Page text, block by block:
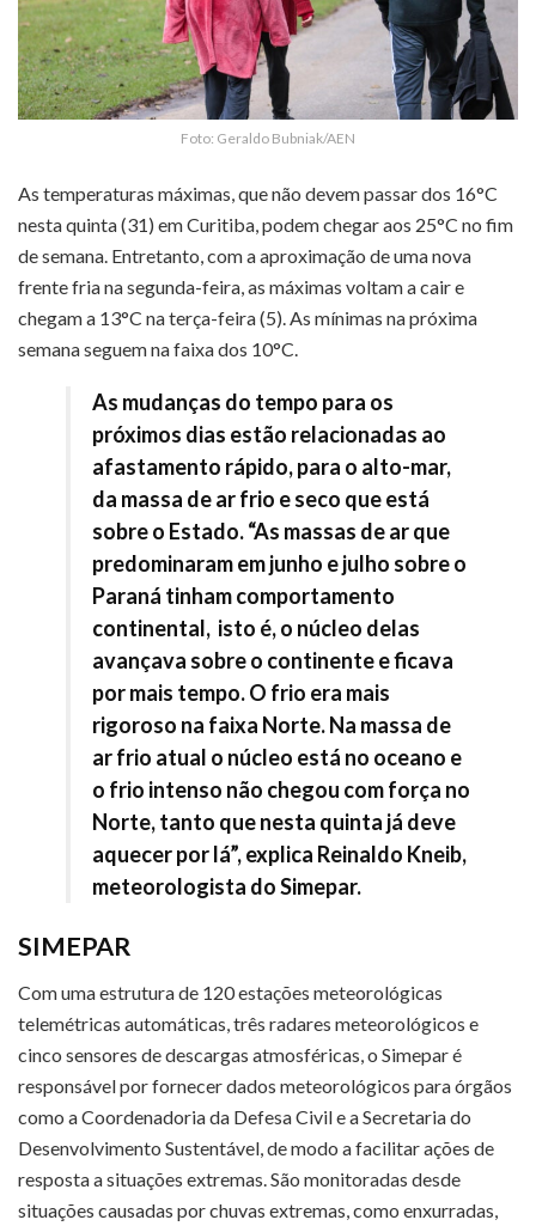
Foto: Geraldo Bubniak/AEN
As temperaturas máximas, que não devem passar dos 16°C
nesta quinta (31) em Curitiba, podem chegar aos 25°C no fim
de semana. Entretanto, com a aproximação de uma nova
frente fria na segunda-feira, as máximas voltam a cair e
chegam a 13°C na terça-feira (5). As mínimas na próxima
semana seguem na faixa dos 10°C.
As mudanças do tempo para os
próximos dias estão relacionadas ao
afastamento rápido, para o alto-mar,
da massa de ar frio e seco que está
sobre o Estado. “As massas de ar que
predominaram em junho e julho sobre o
Paraná tinham comportamento
continental, isto é, o núcleo delas
avançava sobre o continente e ficava
por mais tempo. O frio era mais
rigoroso na faixa Norte. Na massa de
ar frio atual o núcleo está no oceano e
o frio intenso não chegou com força no
Norte, tanto que nesta quinta já deve
aquecer por lá”, explica Reinaldo Kneib,
meteorologista do Simepar.
SIMEPAR
Com uma estrutura de 120 estações meteorológicas
telemétricas automáticas, três radares meteorológicos e
cinco sensores de descargas atmosféricas, o Simepar é
responsável por fornecer dados meteorológicos para órgãos
como a Coordenadoria da Defesa Civil e a Secretaria do
Desenvolvimento Sustentável, de modo a facilitar ações de
resposta a situações extremas. São monitoradas desde
situações causadas por chuvas extremas, como enxurradas,